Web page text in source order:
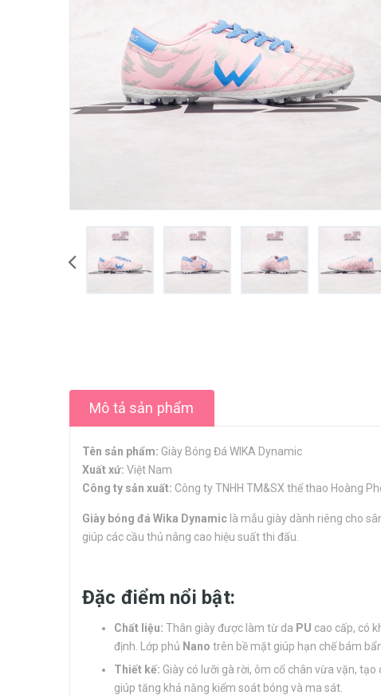
Mô tả sản phẩm
Tên sản phẩm: Giày Bóng Đá WIKA Dynamic
Xuất xứ: Việt Nam
Công ty sản xuất: Công ty TNHH TM&SX thể thao Hoàng
Giày bóng đá Wika Dynamic là mẫu giày dành riêng cho
giúp các cầu thủ nâng cao hiệu suất thi đấu.
Đặc điểm nổi bật:
Chất liệu: Thân giày được làm từ da PU cao cấp, có
định. Lớp phủ Nano trên bề mặt giúp hạn chế bám
Thiết kế: Giày có lưỡi gà rời, ôm cổ chân vừa vặn,
giúp tăng khả năng kiểm soát bóng và ma sát.